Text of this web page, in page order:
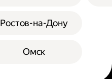
Ростов-на-Дону
Омск